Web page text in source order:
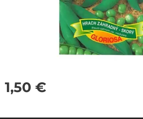
1,50 €